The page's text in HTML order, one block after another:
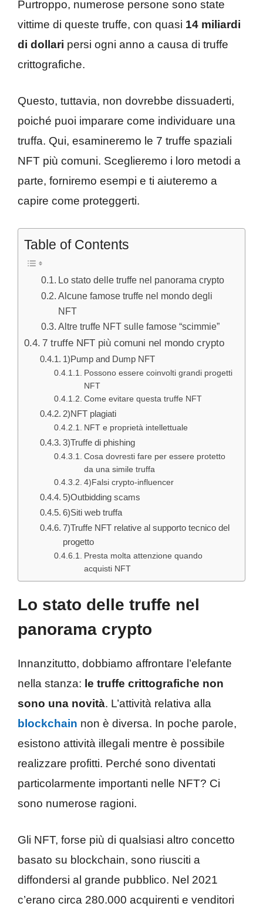
Purtroppo, numerose persone sono state
vittime di queste truffe, con quasi 14 miliardi
di dollari persi ogni anno a causa di truffe
crittografiche.
Questo, tuttavia, non dovrebbe dissuaderti,
poiché puoi imparare come individuare una
truffa. Qui, esamineremo le 7 truffe spaziali
NFT più comuni. Sceglieremo i loro metodi a
parte, forniremo esempi e ti aiuteremo a
capire come proteggerti.
Table of Contents
Lo stato delle truffe nel panorama crypto
Alcune famose truffe nel mondo degli
NFT
Altre truffe NFT sulle famose “scimmie”
7 truffe NFT più comuni nel mondo crypto
1)Pump and Dump NFT
Possono essere coinvolti grandi progetti
NFT
Come evitare questa truffe NFT
2)NFT plagiati
NFT e proprietà intellettuale
3)Truffe di phishing
Cosa dovresti fare per essere protetto
da una simile truffa
4)Falsi crypto-influencer
5)Outbidding scams
6)Siti web truffa
7)Truffe NFT relative al supporto tecnico del
progetto
Presta molta attenzione quando
acquisti NFT
Lo stato delle truffe nel
panorama crypto
Innanzitutto, dobbiamo affrontare l’elefante
nella stanza: le truffe crittografiche non
sono una novità. L’attività relativa alla
blockchain non è diversa. In poche parole,
esistono attività illegali mentre è possibile
realizzare profitti. Perché sono diventati
particolarmente importanti nelle NFT? Ci
sono numerose ragioni.
Gli NFT, forse più di qualsiasi altro concetto
basato su blockchain, sono riusciti a
diffondersi al grande pubblico. Nel 2021
c’erano circa 280.000 acquirenti e venditori